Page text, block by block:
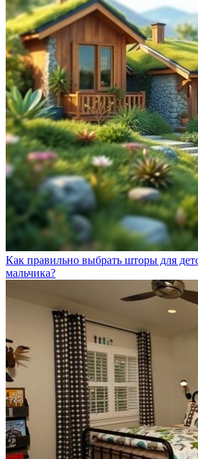
Как правильно выбрать шторы для
мальчика?